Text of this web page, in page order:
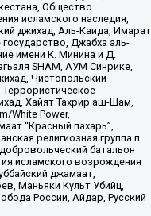
Общество
исламского наследия,
джихад, Аль-Каида, Имарат
Джабха аль-
имени К. Минина и Д.
SHAM, АУМ Синрике,
Чистопольский
Хайят Тахрир аш-Шам,
White Power,
“Красный пахарь”,
религиозная группа п.
батальон
исламского возрождения
джамаат,
Маньяки Культ Убийц,
России, Айдар, Русский